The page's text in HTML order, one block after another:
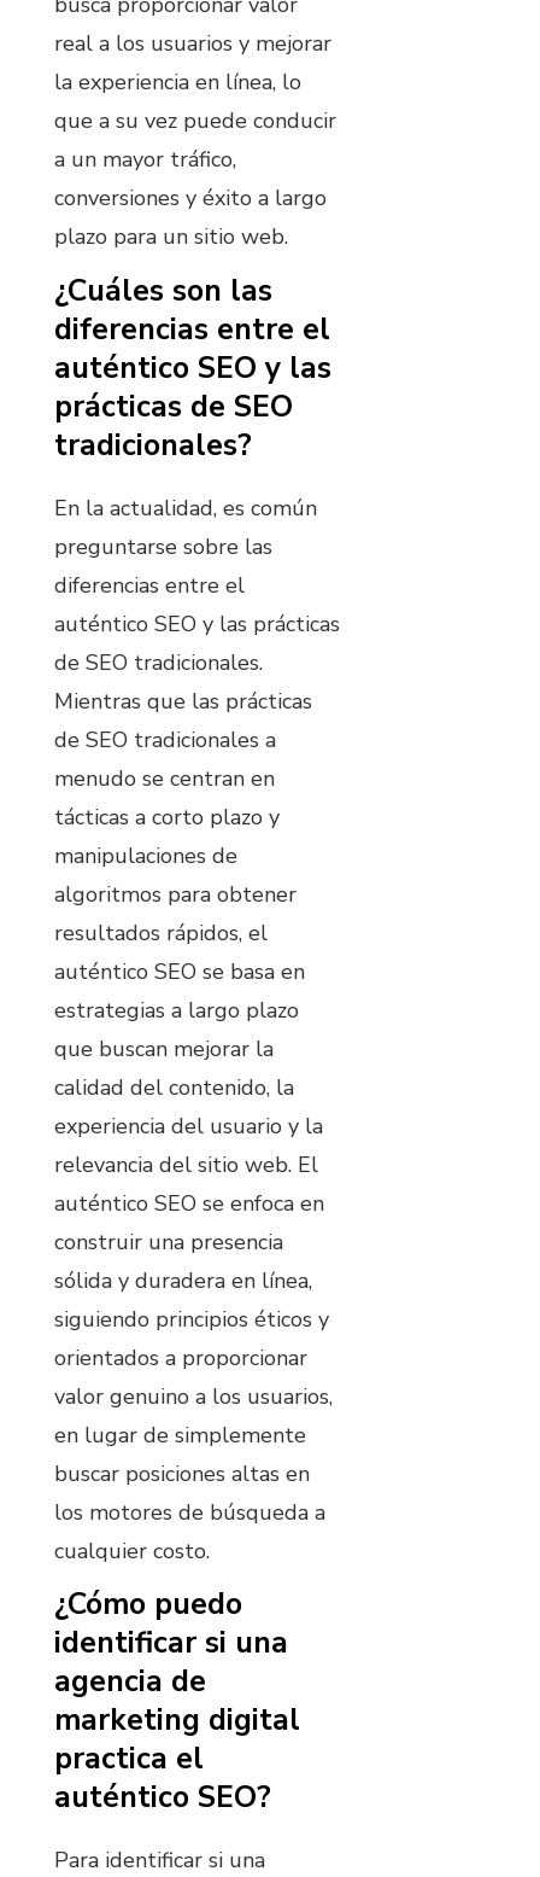
real a los usuarios y mejorar
la experiencia en línea, lo
que a su vez puede conducir
a un mayor tráfico,
conversiones y éxito a largo
plazo para un sitio web.
¿Cuáles son las
diferencias entre el
auténtico SEO y las
prácticas de SEO
tradicionales?
En la actualidad, es común
preguntarse sobre las
diferencias entre el
auténtico SEO y las prácticas
de SEO tradicionales.
Mientras que las prácticas
de SEO tradicionales a
menudo se centran en
tácticas a corto plazo y
manipulaciones de
algoritmos para obtener
resultados rápidos, el
auténtico SEO se basa en
estrategias a largo plazo
que buscan mejorar la
calidad del contenido, la
experiencia del usuario y la
relevancia del sitio web. El
auténtico SEO se enfoca en
construir una presencia
sólida y duradera en línea,
siguiendo principios éticos y
orientados a proporcionar
valor genuino a los usuarios,
en lugar de simplemente
buscar posiciones altas en
los motores de búsqueda a
cualquier costo.
¿Cómo puedo
identificar si una
agencia de
marketing digital
practica el
auténtico SEO?
Para identificar si una